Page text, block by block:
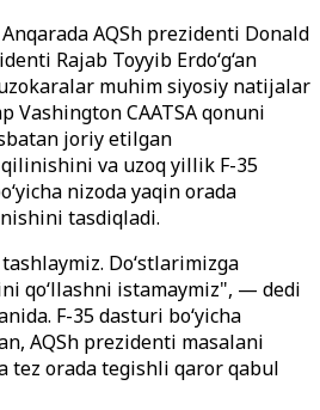
AQSh prezidenti Donald
Rajab Toyyib Erdo‘g‘an
muhim siyosiy natijalar
Vashington CAATSA qonuni
joriy etilgan
va uzoq yillik F-35
nizoda yaqin orada
tasdiqladi.
Do‘stlarimizga
qo‘llashni istamaymiz", — dedi
F-35 dasturi bo‘yicha
AQSh prezidenti masalani
tez orada tegishli qaror qabul